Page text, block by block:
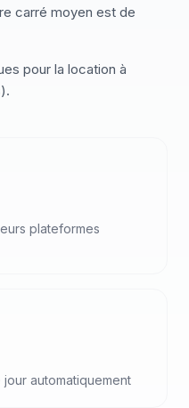
carré moyen est de
pour la location à
.
plateformes
automatiquement